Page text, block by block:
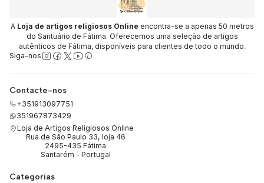
A Loja de artigos religiosos Online encontra-se a apenas 50 metros
do Santuário de Fátima. Oferecemos uma seleção de artigos
autênticos de Fátima, disponíveis para clientes de todo o mundo.
Siga-nos
Contacte-nos
+351913097751
351967873429
Loja de Artigos Religiosos Online
Rua de São Paulo 33, loja 46
2495-435 Fátima
Santarém - Portugal
Categorias